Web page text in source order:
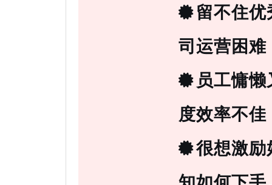
留不住优
司运营困难
员工慵懒
度效率不佳
很想激励